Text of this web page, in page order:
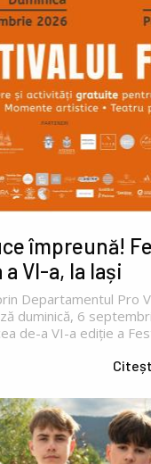
împreună!
VI-a, la Iași
Departamentul Pro
duminică, 6
de-a VI-a ediție a